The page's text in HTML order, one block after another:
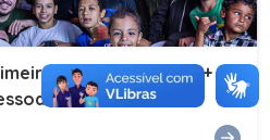
edição do Cuidar+ e
na Vila São João